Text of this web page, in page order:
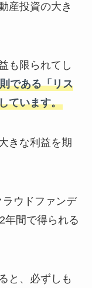
産投資の大き
も限られてし
である「リス
ています。
きな利益を期
ウドファンデ
年間で得られる
と、必ずしも